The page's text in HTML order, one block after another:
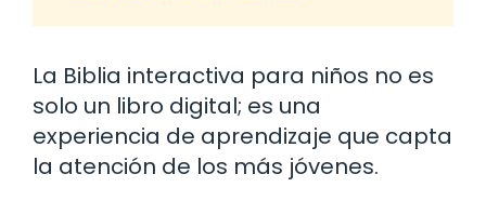
La Biblia interactiva para niños no es
solo un libro digital; es una
experiencia de aprendizaje que capta
la atención de los más jóvenes.